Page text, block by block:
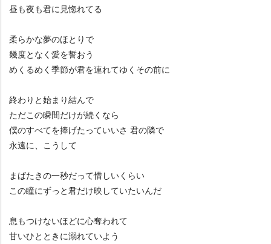
昼も夜も君に見惚れてる
柔らかな夢のほとりで
幾度となく愛を誓おう
めくるめく季節が君を連れてゆくその前に
終わりと始まり結んで
ただこの瞬間だけが続くなら
僕のすべてを捧げたっていいさ 君の隣で
永遠に、こうして
まばたきの一秒だって惜しいくらい
この瞳にずっと君だけ映していたいんだ
息もつけないほどに心奪われて
甘いひとときに溺れていよう